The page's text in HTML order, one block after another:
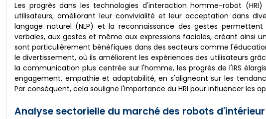
Les progrès dans les technologies d'interaction homme-robot
utilisateurs, améliorant leur convivialité et leur acceptation dans
langage naturel (NLP) et la reconnaissance des gestes
verbales, aux gestes et même aux expressions faciales, créant
sont particulièrement bénéfiques dans des secteurs comme
le divertissement, où ils améliorent les expériences des utilisateurs
la communication plus centrée sur l'homme, les progrès de l'IRS
engagement, empathie et adaptabilité, en s'aligneant sur les
Par conséquent, cela souligne l'importance du HRI pour influencer les
Analyse sectorielle du marché des robots d'intérieur